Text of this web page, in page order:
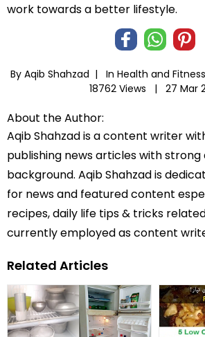
work towards a better lifestyle.
By Aqib Shahzad | In Health and Fitness
18762 Views |
27 Mar
About the Author:
Aqib Shahzad is a content writer
publishing news articles with
background. Aqib Shahzad is
for news and featured content
recipes, daily life tips & tricks
currently employed as content
Related Articles